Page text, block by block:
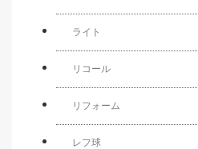
ライト
リコール
リフォーム
レフ球